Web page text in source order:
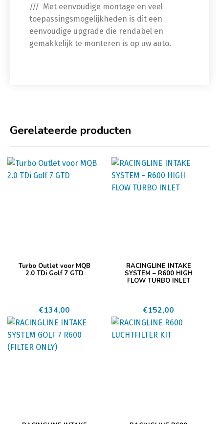
/// Met eenvoudige montage en veel
toepassingsmogelijkheden is dit een
eenvoudige upgrade die rendabel en
gemakkelijk te monteren is op uw auto.
Gerelateerde producten
Turbo Outlet voor MQB
2.0 TDi Golf 7 GTD
€134,00
RACINGLINE INTAKE
SYSTEM – R600 HIGH
FLOW TURBO INLET
€152,00